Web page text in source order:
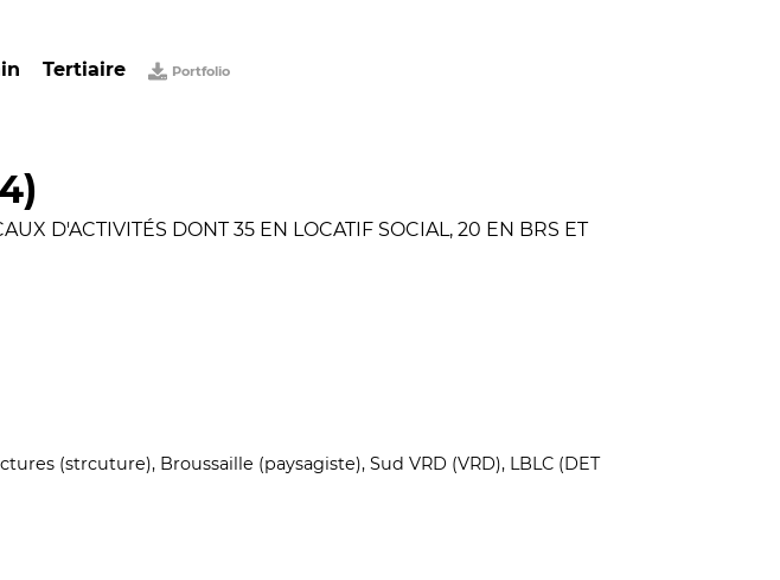
Tertiaire Portfolio
D'ACTIVITÉS DONT 35 EN LOCATIF SOCIAL, 20 EN BRS ET
(strcuture), Broussaille (paysagiste), Sud VRD (VRD), LBLC (DET